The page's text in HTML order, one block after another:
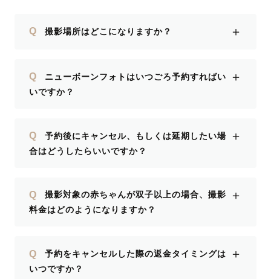
たが、カメラマンさんと実際にやり取り
ドライフラワーは撮影のために購入しま
した。)
Q 撮影場所はどこになりますか？ ＋
Q
ニューボーンフォトはいつごろ予約すればい
いですか？
＋
Q
予約後にキャンセル、もしくは延期したい場
合はどうしたらいいですか？
＋
Q
撮影対象の赤ちゃんが双子以上の場合、撮影
料金はどのようになりますか？
＋
Q
予約をキャンセルした際の返金タイミングは
いつですか？
＋